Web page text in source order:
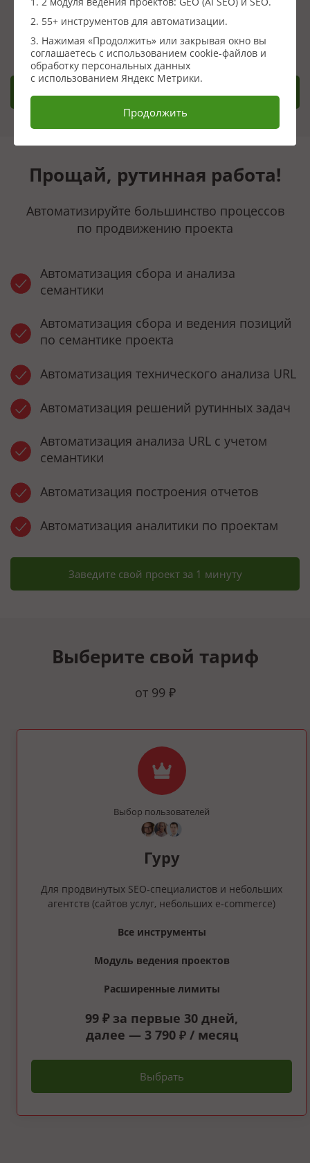
продвижения
Заказать демонстрацию
Прощай, рутинная работа!
Автоматизируйте большинство процессов
по продвижению проекта
Автоматизация сбора и анализа
семантики
Автоматизация сбора и ведения позиций
по семантике проекта
Автоматизация технического анализа URL
Автоматизация решений рутинных задач
Автоматизация анализа URL с учетом
семантики
Автоматизация построения отчетов
Автоматизация аналитики по проектам
Заведите свой проект за 1 минуту
Выберите свой тариф
от 99 ₽
Выбор пользователей
Гуру
Для продвинутых SEO‑специалистов и небольших
агентств (сайтов услуг, небольших e‑commerce)
Все инструменты
Модуль ведения проектов
Расширенные лимиты
99 ₽ за первые 30 дней,
далее — 3 790 ₽/ месяц
Выбрать
2. 55+ инструментов для автоматизации.
3. Нажимая «Продолжить» или закрывая окно вы
соглашаетесь с использованием cookie-файлов и
обработку персональных данных
с использованием Яндекс Метрики.
Продолжить